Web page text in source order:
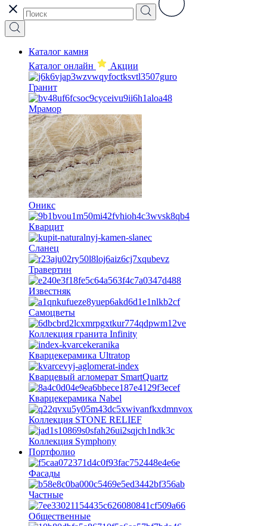
Каталог камня
Каталог онлайн
Акции
Гранит
Мрамор
Оникс
Кварцит
Сланец
Травертин
Известняк
Самоцветы
Коллекция гранита Infinity
Кварцекерамика Ultratop
Кварцевый агломерат SmartQuartz
Кварцекерамика Nabel
Коллекция STONE RELIEF
Коллекция Symphony
Портфолио
Фасады
Частные
Общественные